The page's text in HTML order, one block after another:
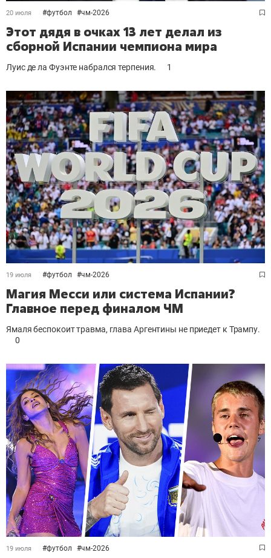
20 июля #футбол #чм-2026
Этот дядя в очках 13 лет делал из
сборной Испании чемпиона мира
Луис де ла Фуэнте набрался терпения. 1
19 июля #футбол #чм-2026
Магия Месси или система Испании?
Главное перед финалом ЧМ
Ямаля беспокоит травма, глава Аргентины не приедет к Трампу.
0
19 июля #футбол #чм-2026